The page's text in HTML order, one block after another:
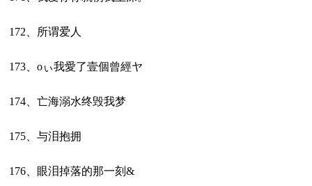
172、所谓爱人
173、oぃ我愛了壹個曾經ヤ
174、亡海溺水终毁我梦
175、与泪抱拥
176、眼泪掉落的那一刻&